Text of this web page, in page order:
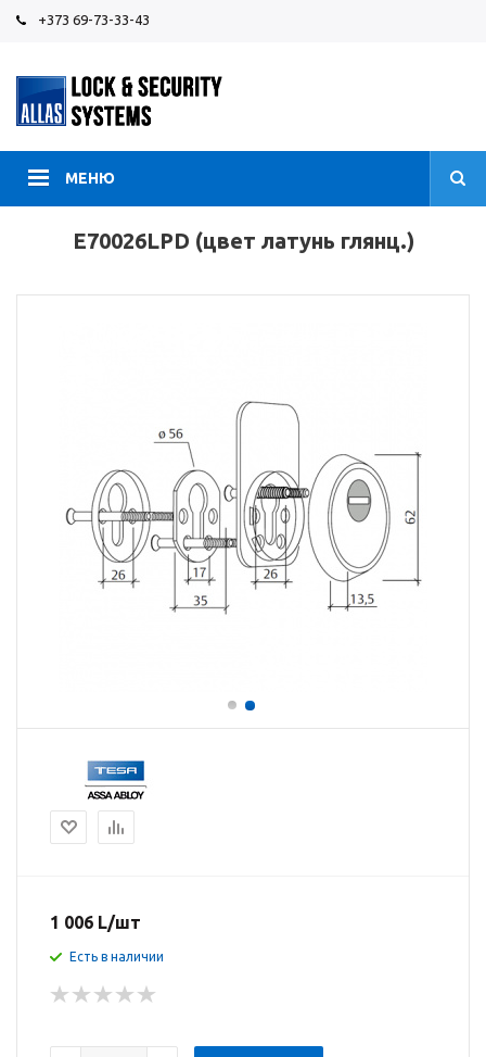
+373 69-73-33-43
МЕНЮ
E70026LPD (цвет латунь глянц.)
1 006 L/шт
Есть в наличии